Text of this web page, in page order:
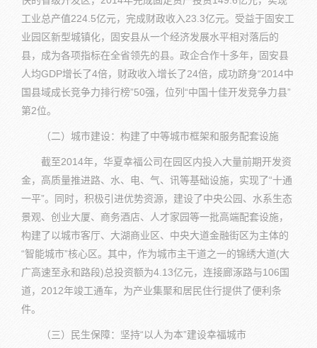
工业总产值224.5亿元，完成财政收入23.3亿元。受益于固安工
业园区新型城镇化，固安县从一个经济发展水平相对落后的
县，成为各项指标在全省领先的县。政企合作十多年，固安县
人均GDP增长了4倍，财政收入增长了24倍，成功跻身“2014中
国县域成长竞争力排行榜”50强，位列“中国十佳开发竞争力县”
第2位。
（二）城市建设：构建了中等城市框架和服务配套设施
截至2014年，华夏幸福公司在园区内投入大量前期开发资
金，高质量推进路、水、电、气、讯等基础设施，实现了“十通
一平”。同时，积极引进优势资源，建设了中央公园、水系生态
景观、创业大厦、商务酒店、人才家园等一批高端配套设施，
构建了以城市客厅、大湖商业区、中央大道金融街区为主体的
“智能城市”核心区。其中，作为城市主干道之一的锦绣大道(大
广高速至永和路段)总投资额为4.13亿元，连接廊涿路与106国
道，2012年竣工通车，为产业集聚和居民住行提供了便利条
件。
（三）民生保障：坚持“以人为本”建设幸福城市